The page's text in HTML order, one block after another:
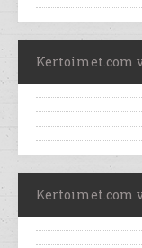
Kertoimet.com
Kertoimet.com